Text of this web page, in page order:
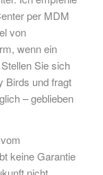
per MDM
von
wenn ein
Sie sich
Birds und fragt
– geblieben
keine Garantie